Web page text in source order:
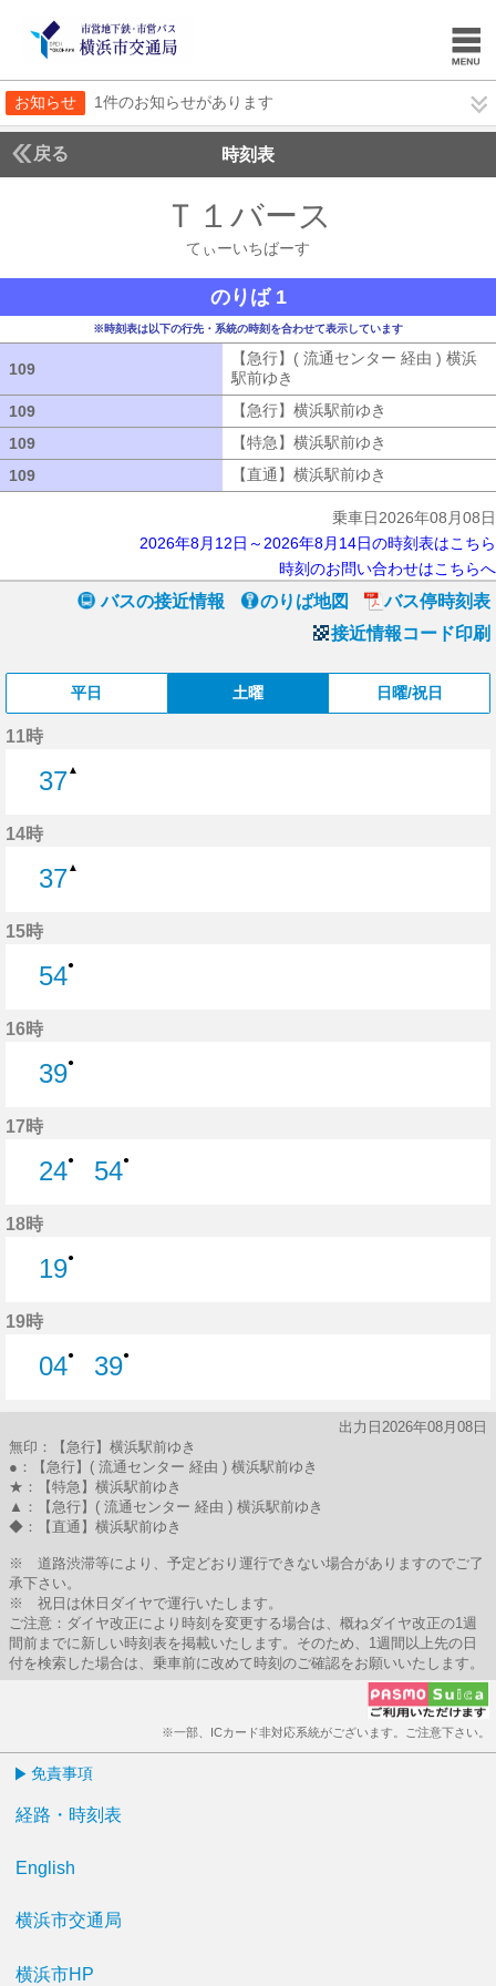
お知らせ 1件のお知らせがあります
戻る 時刻表
Ｔ１バース
てぃーいちばーす
のりば 1
※時刻表は以下の行先・系統の時刻を合わせて表示しています
109
【急行】( 流通センター 経由 ) 横浜
駅前ゆき
109
【急行】横浜駅前ゆき
109
【特急】横浜駅前ゆき
109
【直通】横浜駅前ゆき
乗車日2026年08月08日
2026年8月12日～2026年8月14日の時刻表はこちら
時刻のお問い合わせはこちらへ
バスの接近情報 のりば地図
バス停時刻表
接近情報コード印刷
平日 土曜 日曜/祝日
11時
37▲
14時
37▲
15時
54●
16時
39●
17時
24●
54●
18時
19●
19時
04●
39●
出力日2026年08月08日
無印：【急行】横浜駅前ゆき
●：【急行】( 流通センター 経由 ) 横浜駅前ゆき
★：【特急】横浜駅前ゆき
▲：【急行】( 流通センター 経由 ) 横浜駅前ゆき
◆：【直通】横浜駅前ゆき
※ 道路渋滞等により、予定どおり運行できない場合がありますのでご了
承下さい。
※ 祝日は休日ダイヤで運行いたします。
ご注意：ダイヤ改正により時刻を変更する場合は、概ねダイヤ改正の1週
間前までに新しい時刻表を掲載いたします。そのため、1週間以上先の日
付を検索した場合は、乗車前に改めて時刻のご確認をお願いいたします。
※一部、ICカード非対応系統がございます。ご注意下さい。
免責事項
経路・時刻表
English
横浜市交通局
横浜市HP